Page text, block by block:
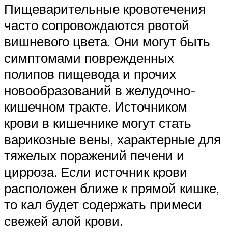
Пищеварительные кровотечения
часто сопровождаются рвотой
вишневого цвета. Они могут быть
симптомами поврежденных
полипов пищевода и прочих
новообразований в желудочно-
кишечном тракте. Источником
крови в кишечнике могут стать
варикозные вены, характерные для
тяжелых поражений печени и
цирроза. Если источник крови
расположен ближе к прямой кишке,
то кал будет содержать примеси
свежей алой крови.